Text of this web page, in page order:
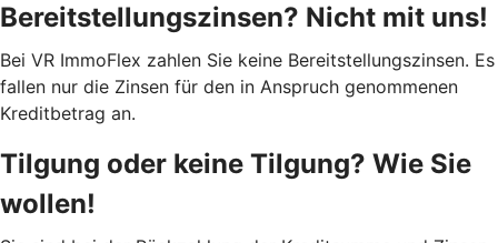
Bereitstellungszinsen? Nicht mit uns!
Bei VR ImmoFlex zahlen Sie keine Bereitstellungszinsen. Es
fallen nur die Zinsen für den in Anspruch genommenen
Kreditbetrag an.
Tilgung oder keine Tilgung? Wie Sie
wollen!